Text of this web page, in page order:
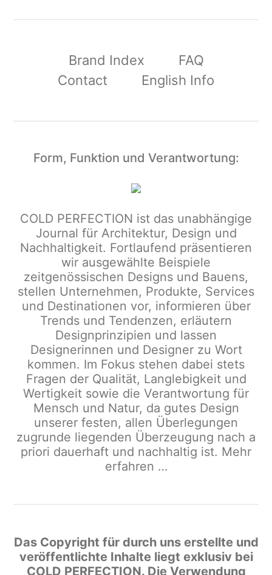
Brand Index
FAQ
Contact
English Info
Form, Funktion und Verantwortung:
COLD PERFECTION ist das unabhängige
Journal für Architektur, Design und
Nachhaltigkeit. Fortlaufend präsentieren
wir ausgewählte Beispiele
zeitgenössischen Designs und Bauens,
stellen Unternehmen, Produkte, Services
und Destinationen vor, informieren über
Trends und Tendenzen, erläutern
Designprinzipien und lassen
Designerinnen und Designer zu Wort
kommen. Im Fokus stehen dabei stets
Fragen der Qualität, Langlebigkeit und
Wertigkeit sowie die Verantwortung für
Mensch und Natur, da gutes Design
unserer festen, allen Überlegungen
zugrunde liegenden Überzeugung nach a
priori dauerhaft und nachhaltig ist. Mehr
erfahren …
Das Copyright für durch uns erstellte und
veröffentlichte Inhalte liegt exklusiv bei
COLD PERFECTION. Die Verwendung